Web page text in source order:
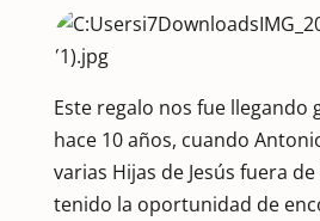
Este regalo nos fue llegando
hace 10 años, cuando
varias Hijas de Jesús fuera
tenido la oportunidad de